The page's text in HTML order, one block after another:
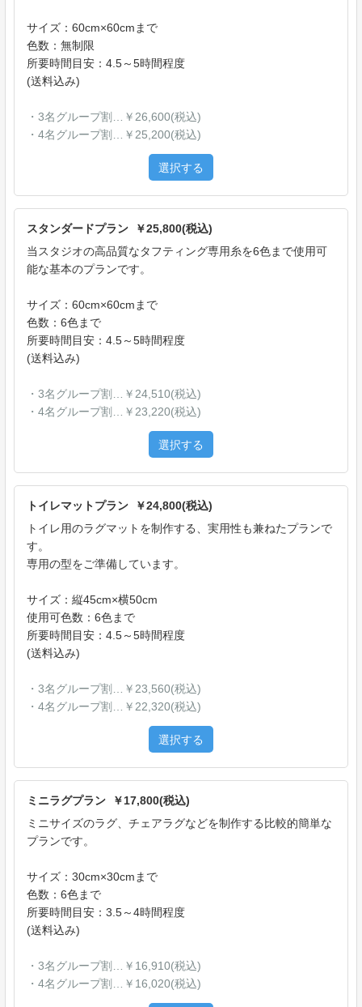
サイズ：60cm×60cmまで
色数：無制限
所要時間目安：4.5～5時間程度
(送料込み)
・3名グループ割…￥26,600(税込)
・4名グループ割…￥25,200(税込)
選択する
スタンダードプラン ￥25,800(税込)
当スタジオの高品質なタフティング専用糸を6色まで使用可
能な基本のプランです。
サイズ：60cm×60cmまで
色数：6色まで
所要時間目安：4.5～5時間程度
(送料込み)
・3名グループ割…￥24,510(税込)
・4名グループ割…￥23,220(税込)
選択する
トイレマットプラン ￥24,800(税込)
トイレ用のラグマットを制作する、実用性も兼ねたプランで
す。
専用の型をご準備しています。
サイズ：縦45cm×横50cm
使用可色数：6色まで
所要時間目安：4.5～5時間程度
(送料込み)
・3名グループ割…￥23,560(税込)
・4名グループ割…￥22,320(税込)
選択する
ミニラグプラン ￥17,800(税込)
ミニサイズのラグ、チェアラグなどを制作する比較的簡単な
プランです。
サイズ：30cm×30cmまで
色数：6色まで
所要時間目安：3.5～4時間程度
(送料込み)
・3名グループ割…￥16,910(税込)
・4名グループ割…￥16,020(税込)